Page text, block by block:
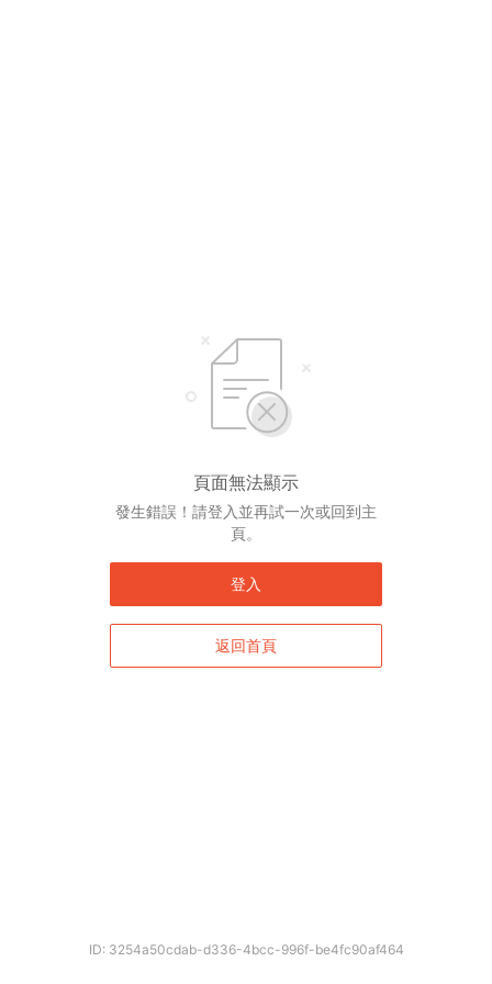
頁面無法顯示
發生錯誤！請登入並再試一次或回到主
頁。
登入
返回首頁
ID: 3254a50cdab-d336-4bcc-996f-be4fc90af464